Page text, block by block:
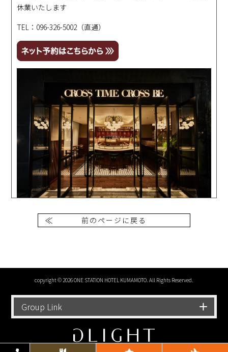
休業いたします
TEL： 096-326-5002（直通）
前のページに戻る
copyright © 2026 ONE STATION HOTEL KUMAMOTO. All Rights Reserved.
Group Link